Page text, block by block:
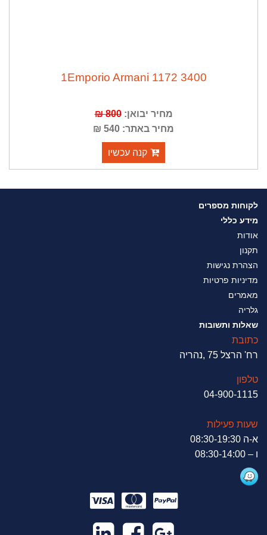
1Emporio Armani 1172 3400
מחיר יבואן:800 ₪
מחיר באתר: 540 ₪
קנה עכשיו
לקוחות מספרים
מידע כללי
אודות
תקנון
הצהרת נגישות
מדיניות פרטיות
מאמרים
גלריה
שאלות ותשובות
כתובת
רח' הרצל 75 ,נהריה
טלפון
04-900-1115
שעות פעילות
א-ה 08:30-19:30
ו – 08:30-14:00